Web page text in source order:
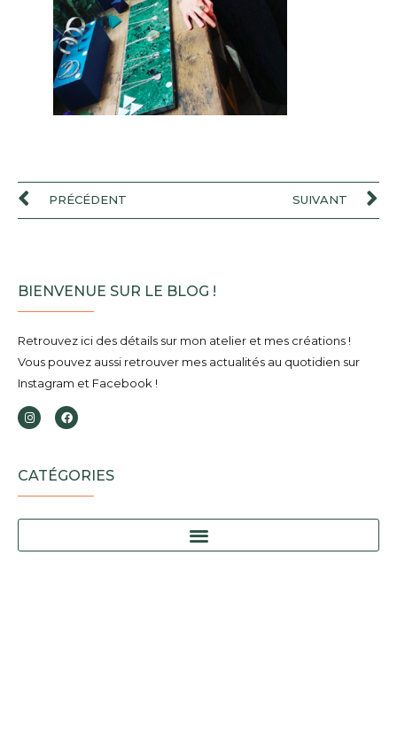
PRÉCÉDENT SUIVANT
BIENVENUE SUR LE BLOG !
Retrouvez ici des détails sur mon atelier et mes créations !
Vous pouvez aussi retrouver mes actualités au quotidien sur
Instagram et Facebook !
CATÉGORIES